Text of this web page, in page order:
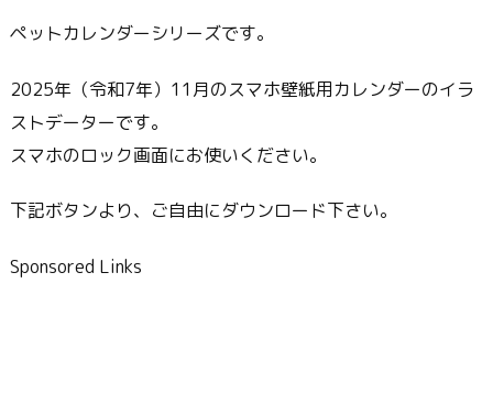
ペットカレンダーシリーズです。
2025年（令和7年）11月のスマホ壁紙用カレンダーのイラ
ストデーターです。
スマホのロック画面にお使いください。
下記ボタンより、ご自由にダウンロード下さい。
Sponsored Links